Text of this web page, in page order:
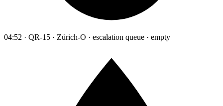
04:52 · QR-15 · Zürich-O · escalation queue · empty